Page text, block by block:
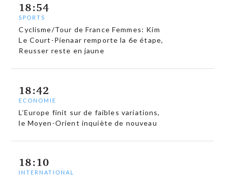
18:54
SPORTS
Cyclisme/Tour de France Femmes: Kim
Le Court-Pienaar remporte la 6e étape,
Reusser reste en jaune
18:42
ECONOMIE
L’Europe finit sur de faibles variations,
le Moyen-Orient inquiète de nouveau
18:10
INTERNATIONAL